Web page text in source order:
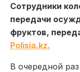
Сотрудники
передачи
фруктов,
Polisia.kz.
В очередной